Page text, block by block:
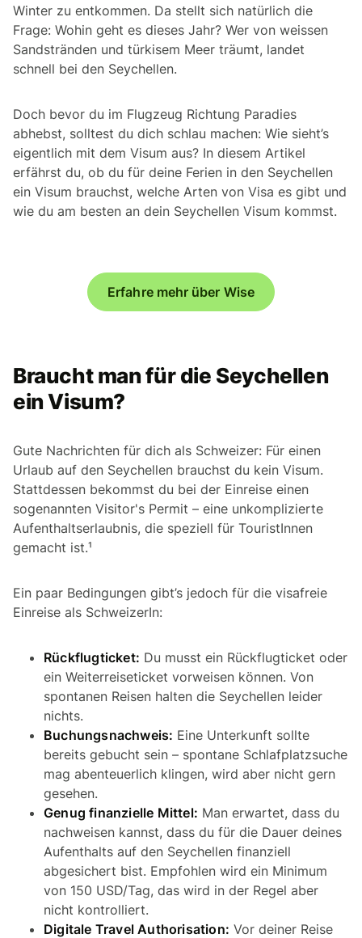
Winter zu entkommen. Da stellt sich natürlich die
Frage: Wohin geht es dieses Jahr? Wer von weissen
Sandstränden und türkisem Meer träumt, landet
schnell bei den Seychellen.
Doch bevor du im Flugzeug Richtung Paradies
abhebst, solltest du dich schlau machen: Wie sieht’s
eigentlich mit dem Visum aus? In diesem Artikel
erfährst du, ob du für deine Ferien in den Seychellen
ein Visum brauchst, welche Arten von Visa es gibt und
wie du am besten an dein Seychellen Visum kommst.
Erfahre mehr über Wise
Braucht man für die Seychellen
ein Visum?
Gute Nachrichten für dich als Schweizer: Für einen
Urlaub auf den Seychellen brauchst du kein Visum.
Stattdessen bekommst du bei der Einreise einen
sogenannten Visitor's Permit – eine unkomplizierte
Aufenthaltserlaubnis, die speziell für TouristInnen
gemacht ist.¹
Ein paar Bedingungen gibt’s jedoch für die visafreie
Einreise als SchweizerIn:
Rückflugticket: Du musst ein Rückflugticket oder
ein Weiterreiseticket vorweisen können. Von
spontanen Reisen halten die Seychellen leider
nichts.
Buchungsnachweis: Eine Unterkunft sollte
bereits gebucht sein – spontane Schlafplatzsuche
mag abenteuerlich klingen, wird aber nicht gern
gesehen.
Genug finanzielle Mittel: Man erwartet, dass du
nachweisen kannst, dass du für die Dauer deines
Aufenthalts auf den Seychellen finanziell
abgesichert bist. Empfohlen wird ein Minimum
von 150 USD/Tag, das wird in der Regel aber
nicht kontrolliert.
Digitale Travel Authorisation: Vor deiner Reise